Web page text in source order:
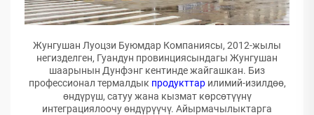
Жунгушан Луоцзи Буюмдар Компаниясы, 2012-жылы
негизделген, Гуандун провинциясындагы Жунгушан
шаарынын Дунфэнг кентинде жайгашкан. Биз
профессионал термалдык продукттар илимий-изилдөө,
өндүрүш, сатуу жана кызмат көрсөтүүнү
интеграциялоочу өндүрүүчү. Айырмачылыктарга